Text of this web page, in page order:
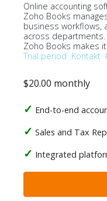
Online accounting
Zoho Books
business workflows,
across
Zoho Books makes
Trial period Kontakt
$20.00 monthly
End-to-end
Sales and Tax
Integrated